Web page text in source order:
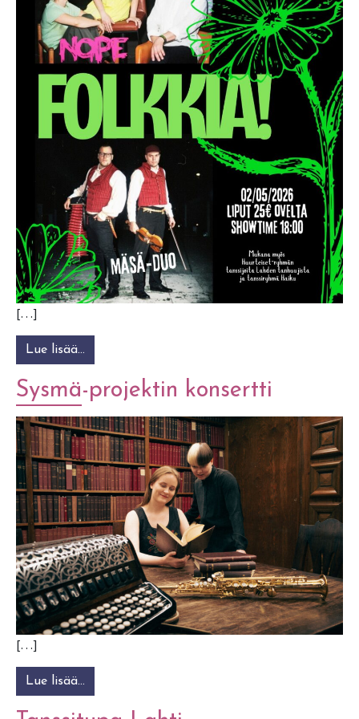
[…]
Lue lisää…
Sysmä-projektin konsertti
[…]
Lue lisää…